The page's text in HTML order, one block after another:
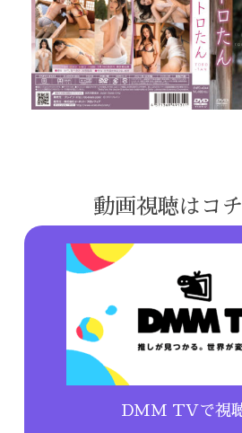
動画視聴はコ
DMM TVで視